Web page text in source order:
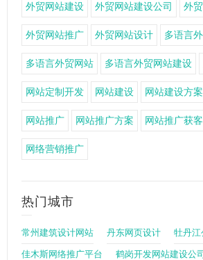
外贸网站建设 外贸网站建设公司 外
外贸网站推广 外贸网站设计 多语言
多语言外贸网站 多语言外贸网站建设
网站定制开发 网站建设 网站建设方案
网站推广 网站推广方案 网站推广获客
网络营销推广
热门城市
常州建筑设计网站 丹东网页设计 牡丹江
佳木斯网络推广平台 鹤岗开发网站建设公司